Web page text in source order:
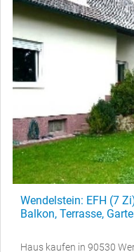
Wendelstein: EFH (7
Balkon, Terrasse,
Haus kaufen in 90530